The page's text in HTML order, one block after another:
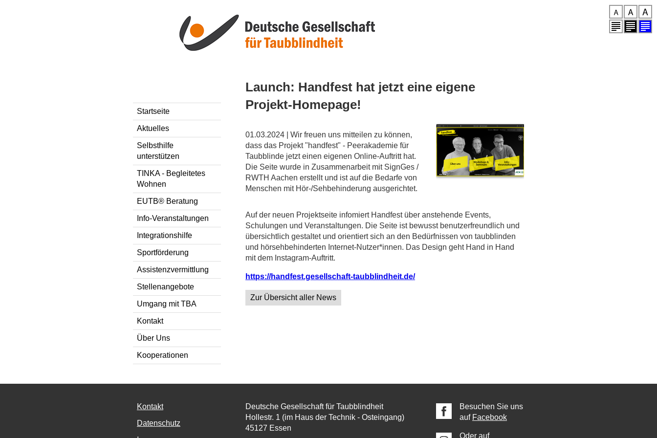
Launch: Handfest hat jetzt eine eigene
Projekt-Homepage!
01.03.2024 | Wir freuen uns mitteilen zu können,
dass das Projekt "handfest" - Peerakademie für
Taubblinde jetzt einen eigenen Online-Auftritt hat.
Die Seite wurde in Zusammenarbeit mit SignGes /
RWTH Aachen erstellt und ist auf die Bedarfe von
Menschen mit Hör-/Sehbehinderung ausgerichtet.
Auf der neuen Projektseite infomiert Handfest über anstehende Events,
Schulungen und Veranstaltungen. Die Seite ist bewusst benutzerfreundlich und
übersichtlich gestaltet und orientiert sich an den Bedürfnissen von taubblinden
und hörsehbehinderten Internet-Nutzer*innen. Das Design geht Hand in Hand
mit dem Instagram-Auftritt.
https://handfest.gesellschaft-taubblindheit.de/
Zur Übersicht aller News
Startseite
Aktuelles
Selbsthilfe
unterstützen
TINKA - Begleitetes
Wohnen
EUTB® Beratung
Info-Veranstaltungen
Integrationshilfe
Sportförderung
Assistenzvermittlung
Stellenangebote
Umgang mit TBA
Kontakt
Über Uns
Kooperationen
Kontakt
Datenschutz
Deutsche Gesellschaft für Taubblindheit
Hollestr. 1 (im Haus der Technik - Osteingang)
45127 Essen
Besuchen Sie uns
auf Facebook
Oder auf